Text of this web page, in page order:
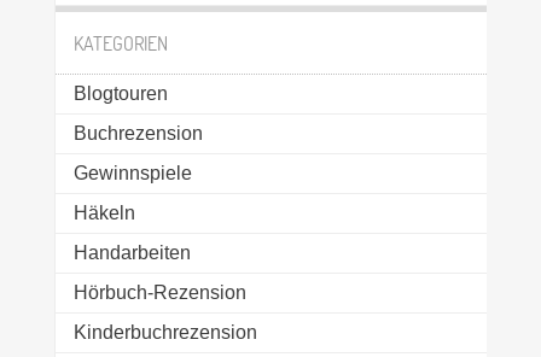
KATEGORIEN
Blogtouren
Buchrezension
Gewinnspiele
Häkeln
Handarbeiten
Hörbuch-Rezension
Kinderbuchrezension